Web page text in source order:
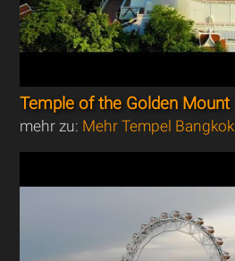
Temple of the Golden Mount
mehr zu: Mehr Tempel Bangkok